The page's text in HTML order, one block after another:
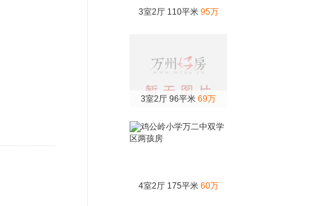
3室2厅 110平米 95万
3室2厅 96平米 69万
4室2厅 175平米 60万